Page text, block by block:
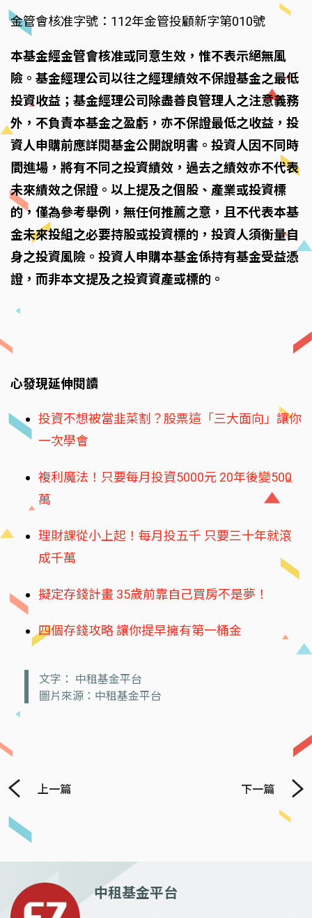
金管會核准字號：112年金管投顧新字第010號
本基金經金管會核准或同意生效，惟不表示絕無風
險。基金經理公司以往之經理績效不保證基金之最低
投資收益；基金經理公司除盡善良管理人之注意義務
外，不負責本基金之盈虧，亦不保證最低之收益，投
資人申購前應詳閱基金公開說明書。投資人因不同時
間進場，將有不同之投資績效，過去之績效亦不代表
未來績效之保證。以上提及之個股、產業或投資標
的，僅為參考舉例，無任何推薦之意，且不代表本基
金未來投組之必要持股或投資標的，投資人須衡量自
身之投資風險。投資人申購本基金係持有基金受益憑
證，而非本文提及之投資資產或標的。
心發現延伸閱讀
投資不想被當韭菜割？股票這「三大面向」讓你
一次學會
複利魔法！只要每月投資5000元 20年後變500
萬
理財課從小上起！每月投五千 只要三十年就滾
成千萬
擬定存錢計畫 35歲前靠自己買房不是夢！
四個存錢攻略 讓你提早擁有第一桶金
文字： 中租基金平台
圖片來源：中租基金平台
上一篇 下一篇
中租基金平台